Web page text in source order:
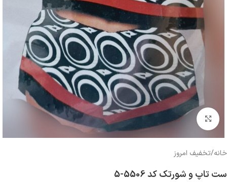
بزرگنمایی تصویر
خانه/تخفیف امروز
ست تاپ و شورتک کد 5506-5